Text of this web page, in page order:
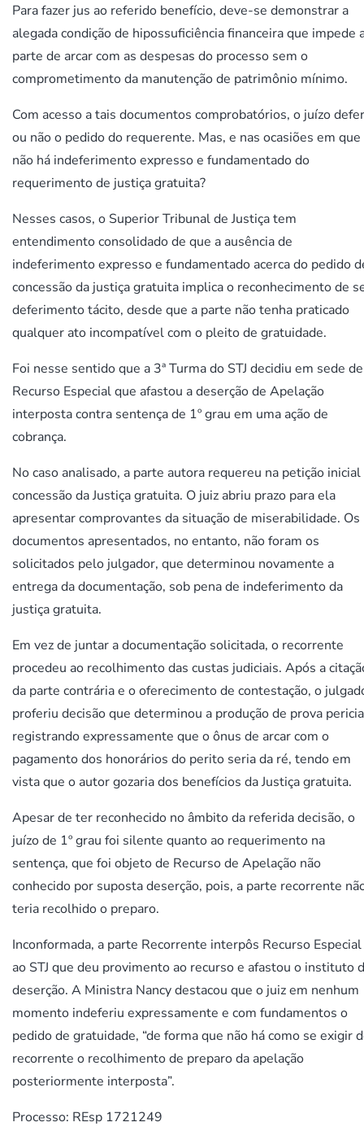
Para fazer jus ao referido benefício, deve-se demonstrar a
alegada condição de hipossuficiência financeira que impede
parte de arcar com as despesas do processo sem o
comprometimento da manutenção de patrimônio mínimo.
Com acesso a tais documentos comprobatórios, o juízo
ou não o pedido do requerente. Mas, e nas ocasiões em que
não há indeferimento expresso e fundamentado do
requerimento de justiça gratuita?
Nesses casos, o Superior Tribunal de Justiça tem
entendimento consolidado de que a ausência de
indeferimento expresso e fundamentado acerca do pedido
concessão da justiça gratuita implica o reconhecimento de
deferimento tácito, desde que a parte não tenha praticado
qualquer ato incompatível com o pleito de gratuidade.
Foi nesse sentido que a 3ª Turma do STJ decidiu em sede de
Recurso Especial que afastou a deserção de Apelação
interposta contra sentença de 1º grau em uma ação de
cobrança.
No caso analisado, a parte autora requereu na petição inicial
concessão da Justiça gratuita. O juiz abriu prazo para ela
apresentar comprovantes da situação de miserabilidade. Os
documentos apresentados, no entanto, não foram os
solicitados pelo julgador, que determinou novamente a
entrega da documentação, sob pena de indeferimento da
justiça gratuita.
Em vez de juntar a documentação solicitada, o recorrente
procedeu ao recolhimento das custas judiciais. Após a
da parte contrária e o oferecimento de contestação, o
proferiu decisão que determinou a produção de prova
registrando expressamente que o ônus de arcar com o
pagamento dos honorários do perito seria da ré, tendo em
vista que o autor gozaria dos benefícios da Justiça gratuita.
Apesar de ter reconhecido no âmbito da referida decisão, o
juízo de 1º grau foi silente quanto ao requerimento na
sentença, que foi objeto de Recurso de Apelação não
conhecido por suposta deserção, pois, a parte recorrente
teria recolhido o preparo.
Inconformada, a parte Recorrente interpôs Recurso Especial
ao STJ que deu provimento ao recurso e afastou o instituto
deserção. A Ministra Nancy destacou que o juiz em nenhum
momento indeferiu expressamente e com fundamentos o
pedido de gratuidade, “de forma que não há como se exigir
recorrente o recolhimento de preparo da apelação
posteriormente interposta”.
Processo: REsp 1721249